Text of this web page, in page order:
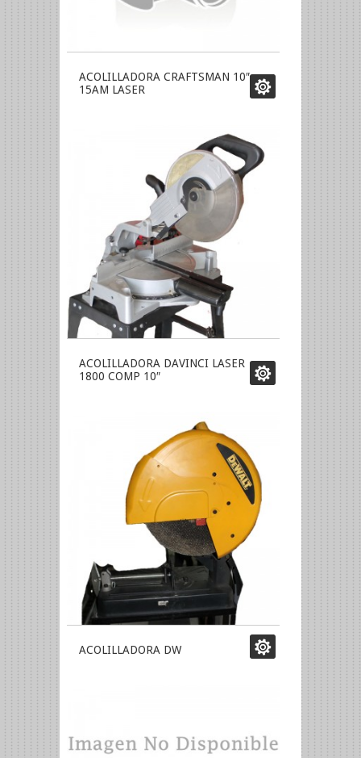
ACOLILLADORA CRAFTSMAN 10″
15AM LASER
ACOLILLADORA DAVINCI LASER
1800 COMP 10″
ACOLILLADORA DW